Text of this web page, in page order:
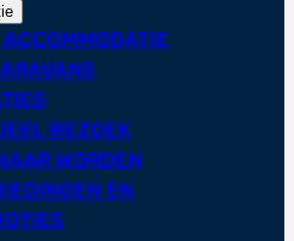
BEZOEK
WORDEN
EN